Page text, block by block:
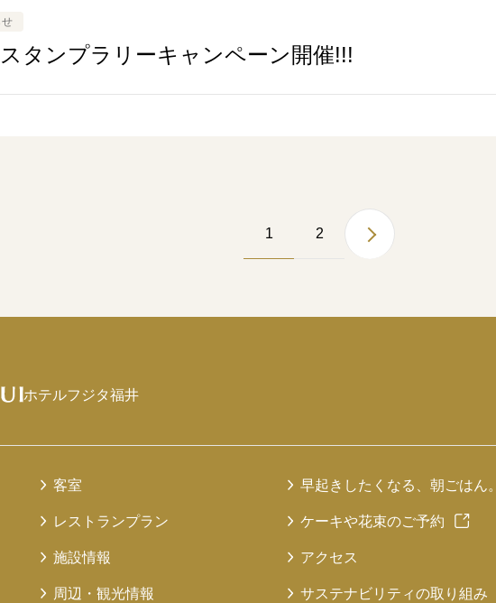
タンプラリーキャンペーン開催!!!
1 2
ホテルフジタ福井
客室 早起きしたくなる、朝ごはん。
レストランプラン ケーキや花束のご予約
施設情報 アクセス
周辺・観光情報 サステナビリティの取り組み